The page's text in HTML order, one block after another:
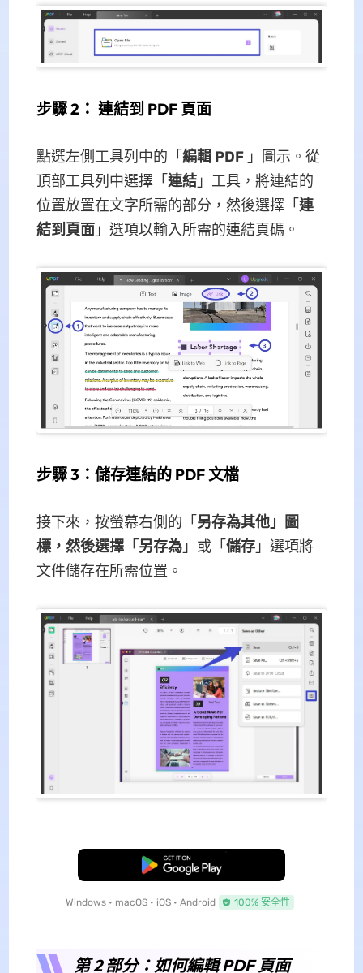
步驟 2： 連結到 PDF 頁面
點選左側工具列中的「 編輯 PDF」圖示。從
頂部工具列中選擇「 連結」工具，將連結的
位置放置在文字所需的部分，然後選擇「 連
結到頁面」選項以輸入所需的連結頁碼。
步驟 3：儲存連結的 PDF 文檔
接下來，按螢幕右側的「 另存為其他」圖
標，然後選擇「 另存為」或「 儲存」選項將
文件儲存在所需位置。
免費下載
Windows • macOS • iOS • Android 100% 安全性
第 2 部分：如何編輯 PDF 頁面